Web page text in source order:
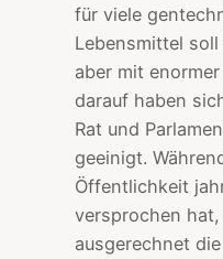
für viele
Lebensmittel
aber mit
darauf haben
Rat und
geeinigt.
Öffentlichkeit
versprochen
ausgerechnet die